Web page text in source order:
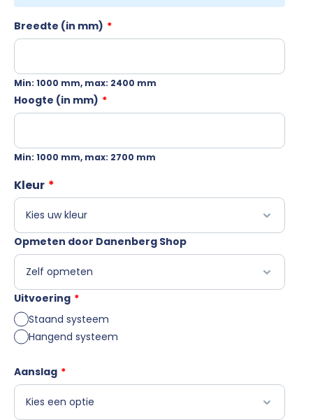
*
Breedte (in mm)
Min: 1000 mm, max: 2400 mm
*
Hoogte (in mm)
Min: 1000 mm, max: 2700 mm
*
Kleur
Opmeten door Danenberg Shop
*
Uitvoering
Staand systeem
Hangend systeem
*
Aanslag